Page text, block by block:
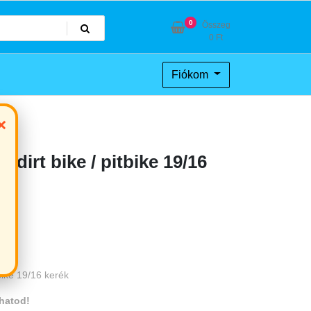
0
Összeg
0 Ft
Fiókom
dirt bike / pitbike 19/16
19/16 kerék